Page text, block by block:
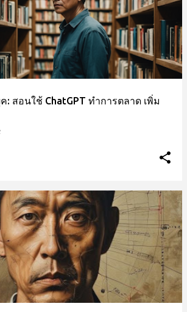
: สอนใช้ ChatGPT ทำการตลาด เพิ่ม